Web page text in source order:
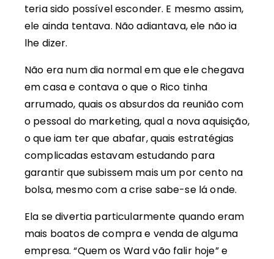
teria sido possível esconder. E mesmo assim,
ele ainda tentava. Não adiantava, ele não ia
lhe dizer.
Não era num dia normal em que ele chegava
em casa e contava o que o Rico tinha
arrumado, quais os absurdos da reunião com
o pessoal do marketing, qual a nova aquisição,
o que iam ter que abafar, quais estratégias
complicadas estavam estudando para
garantir que subissem mais um por cento na
bolsa, mesmo com a crise sabe-se lá onde.
Ela se divertia particularmente quando eram
mais boatos de compra e venda de alguma
empresa. “Quem os Ward vão falir hoje” e